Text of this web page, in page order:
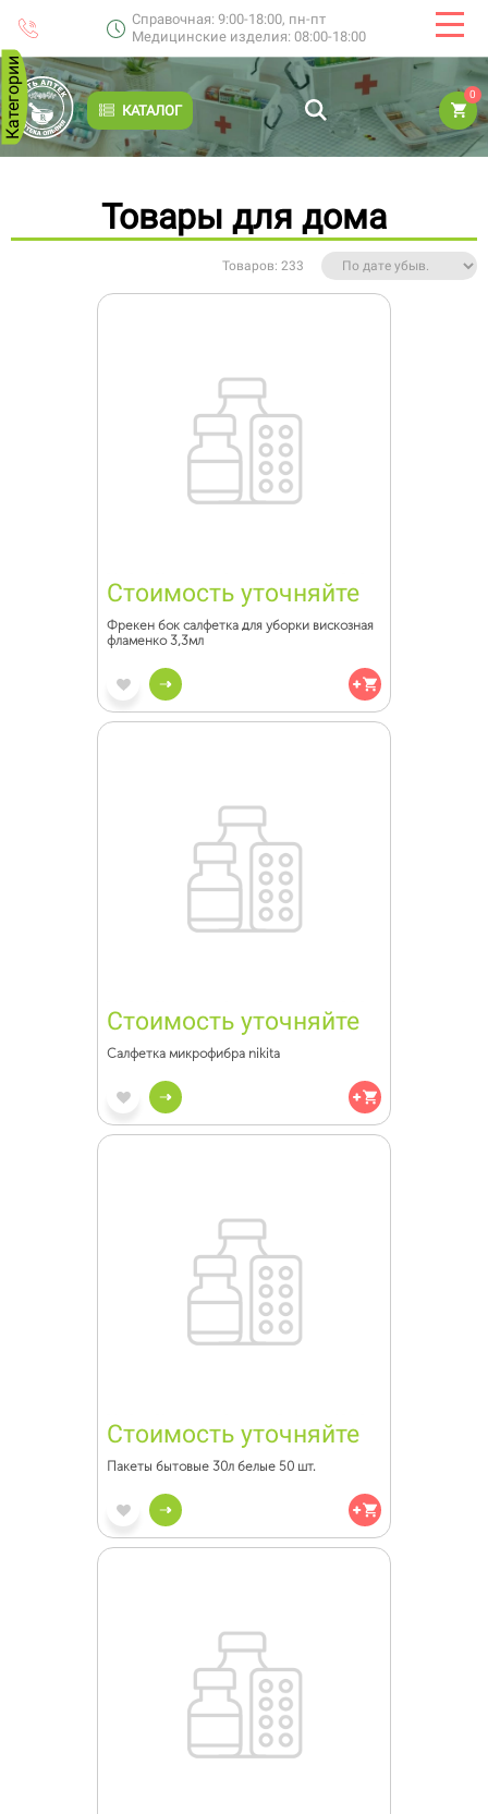
Справочная: 9:00-18:00, пн-пт
Медицинские изделия: 08:00-18:00
КАТАЛОГ
0
Категории
Товары для дома
Товаров: 233
Стоимость уточняйте
Фрекен бок салфетка для уборки вискозная
фламенко 3,3мл
Стоимость уточняйте
Салфетка микрофибра nikita
Стоимость уточняйте
Пакеты бытовые 30л белые 50 шт.